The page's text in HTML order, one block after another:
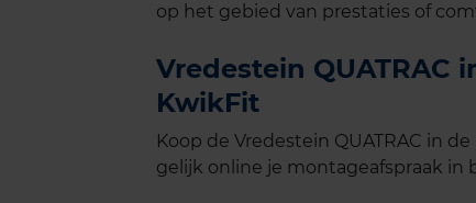
op het gebied van prestaties of
Vredestein QUATRAC
KwikFit
Koop de Vredestein QUATRAC in
gelijk online je montageafspraak in